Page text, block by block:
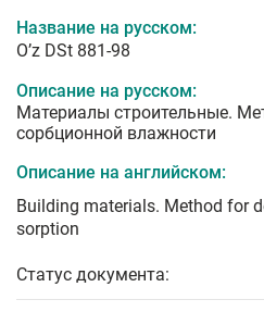
Название на русском:
O’z DSt 881-98
Описание на русском:
Материалы строительные.
сорбционной влажности
Описание на английском:
Building materials. Method for
sorption
Статус документа: